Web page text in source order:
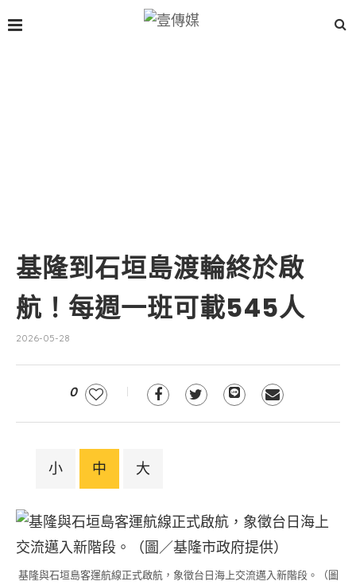
基隆到石垣島渡輪終於啟
航！每週一班可載545人
2026-05-28
0
小 中 大
基隆與石垣島客運航線正式啟航，象徵台日海上交流邁入新階段。（圖